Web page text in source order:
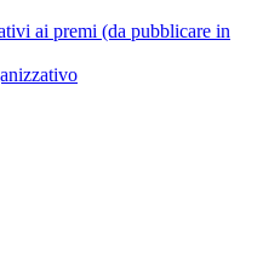
ai premi (da pubblicare in